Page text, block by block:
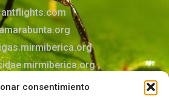
consentimiento
antflights.com